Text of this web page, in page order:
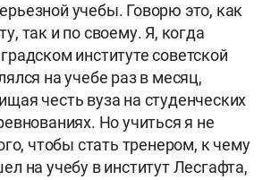
учебы. Говорю это, как
так и по своему. Я, когда
институте советской
на учебе раз в месяц,
честь вуза на студенческих
Но учиться я не
чтобы стать тренером, к чему
на учебу в институт Лесгафта,